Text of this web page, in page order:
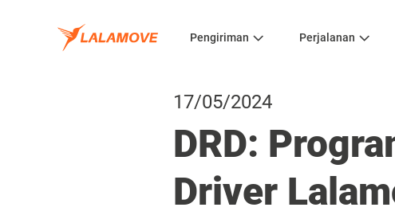
Pengiriman Perjalanan
17/05/2024
DRD:
Driver